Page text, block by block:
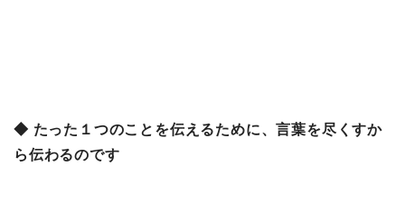
◆ たった１つのことを伝えるために、言葉を尽くすか
ら伝わるのです